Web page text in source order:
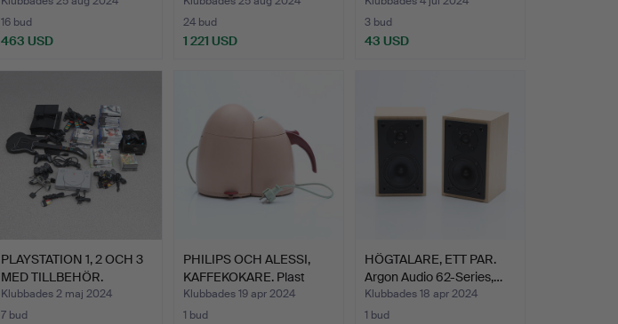
16 bud
463 USD
24 bud
1 221 USD
3 bud
43 USD
PLAYSTATION 1, 2 OCH 3
MED TILLBEHÖR.
Klubbades 2 maj 2024
7 bud
PHILIPS OCH ALESSI,
KAFFEKOKARE. Plast
och…
Klubbades 19 apr 2024
1 bud
HÖGTALARE, ETT PAR.
Argon Audio 62-Series,…
Klubbades 18 apr 2024
1 bud